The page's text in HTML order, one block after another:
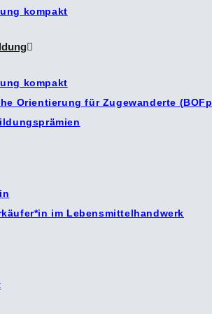
kompakt
kompakt
Orientierung für Zugewanderte
im Lebensmittelhandwerk